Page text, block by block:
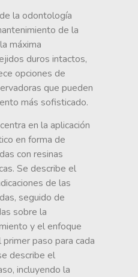
la odontología
de la
máxima
duros intactos,
opciones de
que pueden
más sofisticado.
en la aplicación
en forma de
con resinas
Se describe el
de las
seguido de
sobre la
y el enfoque
paso para cada
describe el
incluyendo la